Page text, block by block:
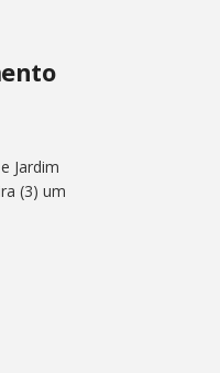
Jardim
(3) um